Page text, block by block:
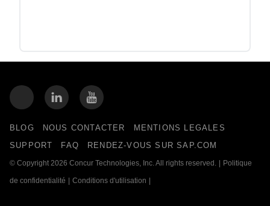
BLOG NOUS CONTACTER
MENTIONS LEGALES
SUPPORT
FAQ RENDEZ-VOUS SUR SAP.COM
© Copyright 2026 Concur Technologies, Inc. All rights reserved. Politique
de confidentialité Conditions d'utilisation